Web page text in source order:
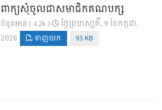
ពាក្យសុំចូលជាសមាជិកគណបក្ស
ចំនួនអាន ( 4.2k )
ថ្ងៃ​ព្រហស្បតិ៍, 9 ខែ​កក្កដា,
2026
ទាញយក 93 KB